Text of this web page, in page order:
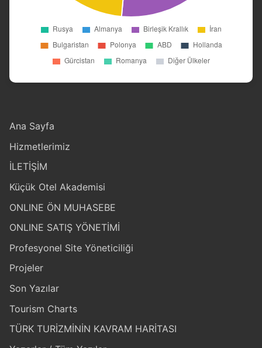
Ana Sayfa
Hizmetlerimiz
İLETİŞİM
Küçük Otel Akademisi
ONLINE ÖN MUHASEBE
ONLINE SATIŞ YÖNETİMİ
Profesyonel Site Yöneticiliği
Projeler
Son Yazılar
Tourism Charts
TÜRK TURİZMİNİN KAVRAM HARİTASI